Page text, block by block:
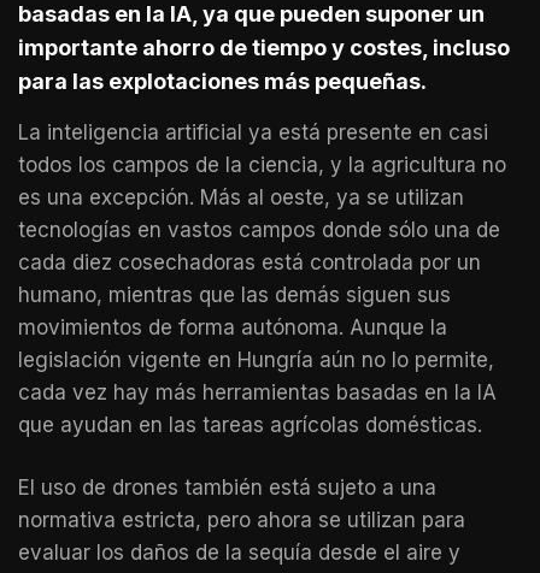
basadas en la IA, ya que pueden suponer un
importante ahorro de tiempo y costes, incluso
para las explotaciones más pequeñas.
La inteligencia artificial ya está presente en casi
todos los campos de la ciencia, y la agricultura no
es una excepción. Más al oeste, ya se utilizan
tecnologías en vastos campos donde sólo una de
cada diez cosechadoras está controlada por un
humano, mientras que las demás siguen sus
movimientos de forma autónoma. Aunque la
legislación vigente en Hungría aún no lo permite,
cada vez hay más herramientas basadas en la IA
que ayudan en las tareas agrícolas domésticas.
El uso de drones también está sujeto a una
normativa estricta, pero ahora se utilizan para
evaluar los daños de la sequía desde el aire y